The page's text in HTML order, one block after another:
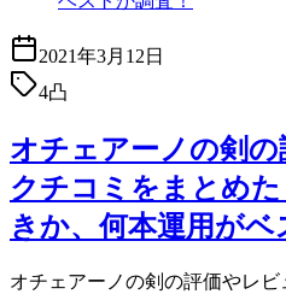
2021年3月12日
4凸
オチェアーノの剣の
クチコミをまとめ
きか、何本運用がベ
オチェアーノの剣の評価やレビ